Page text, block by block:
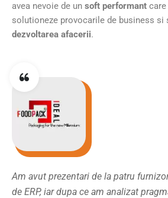
avea nevoie de un soft performant
solutioneze provocarile de business si
dezvoltarea afacerii.
Am avut prezentari de la patru
de ERP, iar dupa ce am analizat